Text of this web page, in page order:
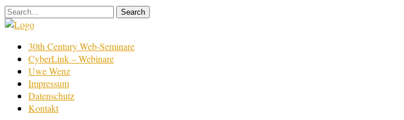
Skip
to
Film
Bearbeitung
30th Century Web-Seminare
CyberLink – Webinare
Uwe Wenz
Impressum
Datenschutz
Kontakt